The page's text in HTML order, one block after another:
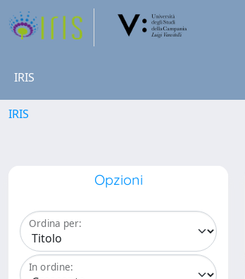
IRIS
IRIS
Opzioni
Ordina per:
In ordine: